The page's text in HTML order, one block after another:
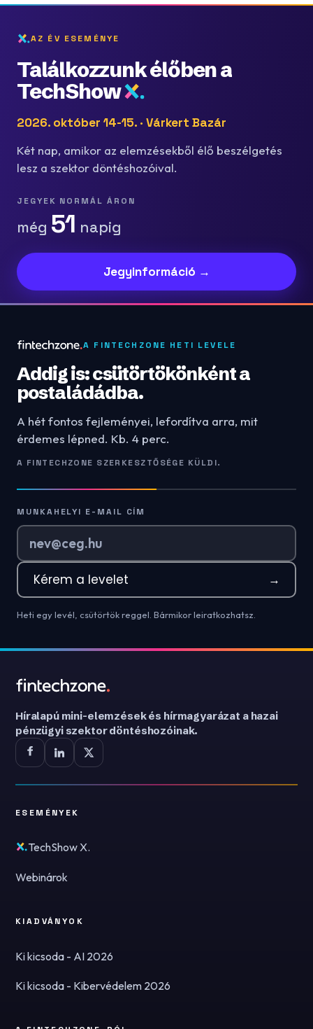
AZ ÉV ESEMÉNYE
Találkozzunk élőben a
TechShow
2026. október 14-15. · Várkert Bazár
Két nap, amikor az elemzésekből élő beszélgetés
lesz a szektor döntéshozóival.
JEGYEK NORMÁL ÁRON
még 51 napig
Jegyinformáció →
A FINTECHZONE HETI LEVELE
Addig is: csütörtökönként a
postaládádba.
A hét fontos fejleményei, lefordítva arra, mit
érdemes lépned. Kb. 4 perc.
A FINTECHZONE SZERKESZTŐSÉGE KÜLDI.
MUNKAHELYI E-MAIL CÍM
Kérem a levelet →
Heti egy levél, csütörtök reggel. Bármikor leiratkozhatsz.
Híralapú mini-elemzések és hírmagyarázat a hazai
pénzügyi szektor döntéshozóinak.
ESEMÉNYEK
TechShow X.
Webinárok
KIADVÁNYOK
Ki kicsoda - AI 2026
Ki kicsoda - Kibervédelem 2026